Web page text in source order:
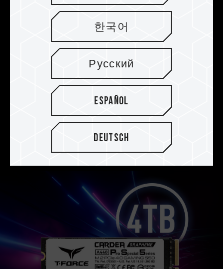
Sonderedition mit weißem ultra-
dünnen, patentierten Graphen-
Kühlkörper mit Null-Interferenz
Ausgestattet mit einem weißen, ultradünnen
und patentierten Graphen-Kühlkörper, wobei sie
selbst inklusive Kühlkörper nur 3,7 mm hoch ist
und damit weit unter den PS5-
Höhenanforderungen von 8 mm liegt, damit
Gamer problemlos erweiterten Speicherplatz
ohne jegliche Beeinträchtigung installieren
한국어
Русский
Español
Deutsch